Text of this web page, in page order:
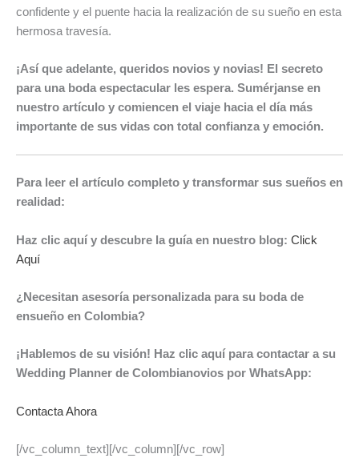
confidente y el puente hacia la realización de su sueño en esta
hermosa travesía.
¡Así que adelante, queridos novios y novias! El secreto
para una boda espectacular les espera. Sumérjanse en
nuestro artículo y comiencen el viaje hacia el día más
importante de sus vidas con total confianza y emoción.
Para leer el artículo completo y transformar sus sueños en
realidad:
Haz clic aquí y descubre la guía en nuestro blog: Click
Aquí
¿Necesitan asesoría personalizada para su boda de
ensueño en Colombia?
¡Hablemos de su visión! Haz clic aquí para contactar a su
Wedding Planner de Colombianovios por WhatsApp:
Contacta Ahora
[/vc_column_text][/vc_column][/vc_row]